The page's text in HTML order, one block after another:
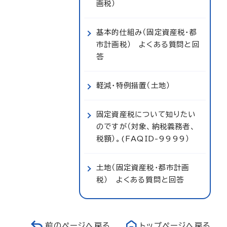
画税）
基本的仕組み（固定資産税・都
市計画税） よくある質問と回
答
軽減・特例措置（土地）
固定資産税について知りたい
のですが（対象、納税義務者、
税額）。(FAQID-9999）
土地（固定資産税・都市計画
税） よくある質問と回答